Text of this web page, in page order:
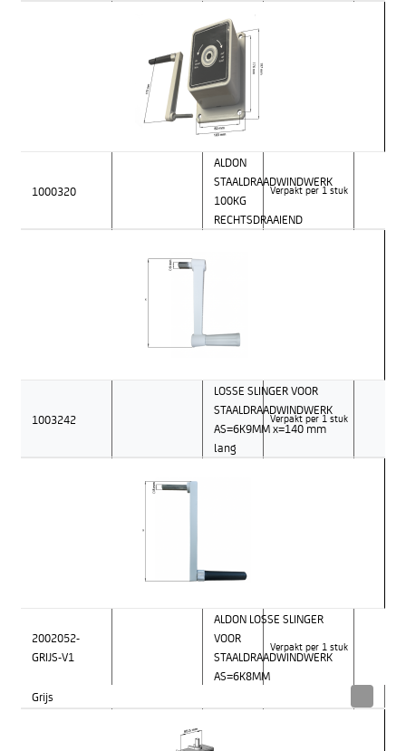
1000320
ALDON
STAALDRAADWINDWERK
100KG
RECHTSDRAAIEND
Verpakt per 1 stuk
1003242
LOSSE SLINGER VOOR
STAALDRAADWINDWERK
AS=6K9MM x=140 mm
lang
Verpakt per 1 stuk
2002052-
GRIJS-V1
ALDON LOSSE SLINGER
VOOR
STAALDRAADWINDWERK
AS=6K8MM
Verpakt per 1 stuk
Grijs